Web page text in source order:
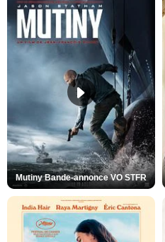
Mutiny Bande-annonce VO STFR